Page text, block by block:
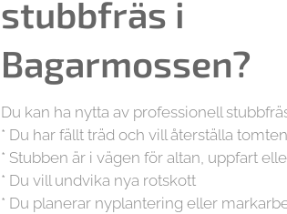
stubbfräs i
Bagarmossen?
Du kan ha nytta av professionell
* Du har fällt träd och vill återställa tomten
* Stubben är i vägen för altan, uppfart
* Du vill undvika nya rotskott
* Du planerar nyplantering eller